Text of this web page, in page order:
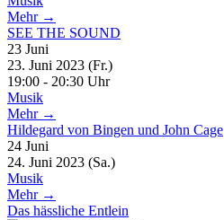
Mehr →
SEE THE SOUND
23 Juni
23. Juni 2023 (Fr.)
19:00 - 20:30 Uhr
Musik
Mehr →
Hildegard von Bingen und John Cage
24 Juni
24. Juni 2023 (Sa.)
Musik
Mehr →
Das hässliche Entlein